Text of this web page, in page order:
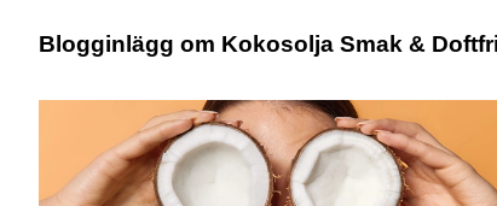
Blogginlägg om Kokosolja Smak &